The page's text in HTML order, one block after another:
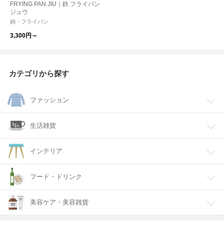
FRYING PAN JIU｜鉄 フライパン
ジュウ
鍋・フライパン
3,300円～
カテゴリから探す
ファッション
生活雑貨
インテリア
フード・ドリンク
美容ケア・美容雑貨